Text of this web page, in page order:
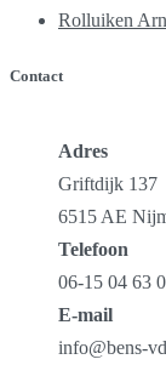
Rolluiken
Contact
Adres
Griftdijk 137
6515 AE
Telefoon
06-15 04 63
E-mail
info@bens-